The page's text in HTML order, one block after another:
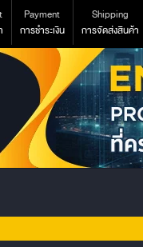
Payment
การชำระเงิน
Shipping
การจัดส่งสินค้า